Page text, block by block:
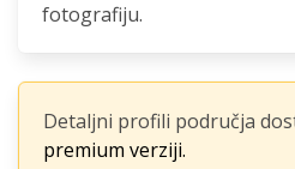
fotografiju.
Detaljni profili područja
premium verziji.